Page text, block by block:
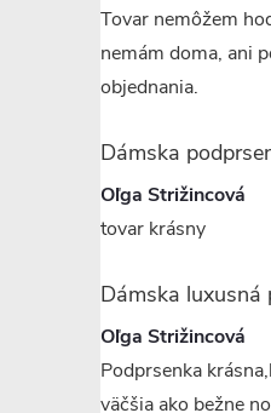
Tovar nemôžem
nemám doma, ani
objednania.
Oľga Strižincová
tovar krásny
Oľga Strižincová
Podprsenka
väčšia ako bežne